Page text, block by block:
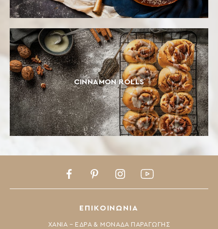
CINNAMON ROLLS
ΕΠΙΚΟΙΝΩΝΙΑ
ΧΑΝΙΑ – ΕΔΡΑ & ΜΟΝΑΔΑ ΠΑΡΑΓΩΓΗΣ
FacebookPinterestInstagramYoutube